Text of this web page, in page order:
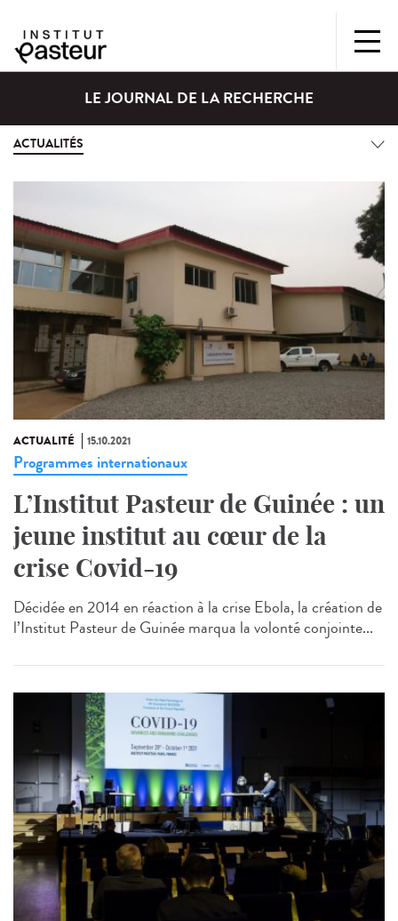
LE JOURNAL DE LA RECHERCHE
ACTUALITÉS
ACTUALITÉ 15.10.2021
Programmes internationaux
L’Institut Pasteur de Guinée : un
jeune institut au cœur de la
crise Covid-19
Décidée en 2014 en réaction à la crise Ebola, la création de
l’Institut Pasteur de Guinée marqua la volonté conjointe...